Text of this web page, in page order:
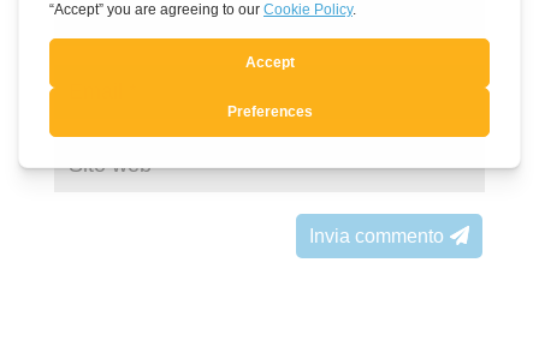
Invia commento